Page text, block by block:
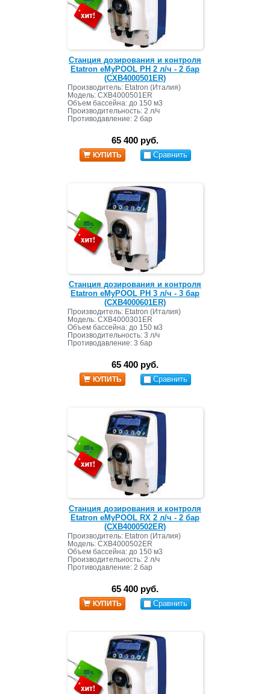
Станция дозирования и контроля
Etatron eMyPOOL PH 2 л/ч - 2 бар
(CXB4000501ER)
Производитель: Etatron (Италия)
Модель: CXB4000501ER
Объем бассейна: до 150 м3
Производительность: 2 л/ч
Противодавление: 2 бар
65 400 руб.
КУПИТЬ Сравнить
Станция дозирования и контроля
Etatron eMyPOOL PH 3 л/ч - 3 бар
(CXB4000601ER)
Производитель: Etatron (Италия)
Модель: CXB4000301ER
Объем бассейна: до 150 м3
Производительность: 3 л/ч
Противодавление: 3 бар
65 400 руб.
КУПИТЬ Сравнить
Станция дозирования и контроля
Etatron eMyPOOL RX 2 л/ч - 2 бар
(CXB4000502ER)
Производитель: Etatron (Италия)
Модель: CXB4000502ER
Объем бассейна: до 150 м3
Производительность: 2 л/ч
Противодавление: 2 бар
65 400 руб.
КУПИТЬ Сравнить